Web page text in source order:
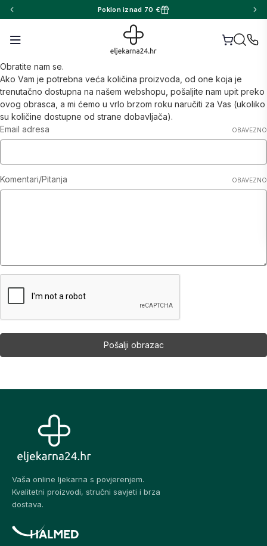
Poklon iznad 70 €
Obratite nam se.
Ako Vam je potrebna veća količina proizvoda, od one koja je
trenutačno dostupna na našem webshopu, pošaljite nam upit preko
ovog obrasca, a mi ćemo u vrlo brzom roku naručiti za Vas (ukoliko
su količine dostupne od strane dobavljača).
Email adresa
OBAVEZNO
Komentari/Pitanja OBAVEZNO
Vaša online ljekarna s povjerenjem.
Kvalitetni proizvodi, stručni savjeti i brza
dostava.